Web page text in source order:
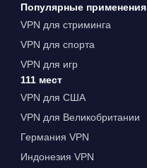
Популярные применения
VPN для стриминга
VPN для спорта
VPN для игр
111 мест
VPN для США
VPN для Великобритании
Германия VPN
Индонезия VPN